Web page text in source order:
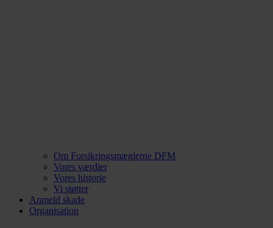
Om Forsikringsmæglerne DFM
Vores værdier
Vores historie
Vi støtter
Anmeld skade
Organisation